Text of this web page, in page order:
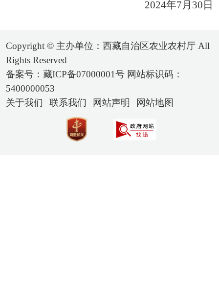
2024年7月 30 日
Copyright © 主办单位：西藏自治区农业农村厅 All
Rights Reserved
备案号：藏ICP备07000001号 网站标识码：
5400000053
关于我们
联系我们 网站声明 网站地图